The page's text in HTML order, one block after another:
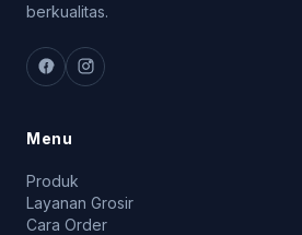
berkualitas.
Menu
Produk
Layanan Grosir
Cara Order